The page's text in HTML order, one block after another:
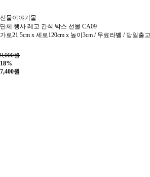
선물이야기몰
단체 행사 레고 간식 박스 선물 CA09
가로21.5cm x 세로120cm x 높이3cm / 무료라벨 / 당일출고
9,000원
18%
7,400원